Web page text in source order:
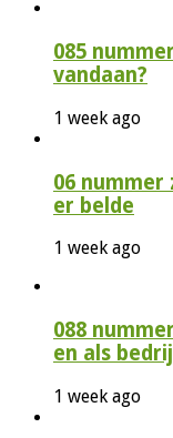
085
vandaan?
1 week ago
06 nummer
er belde
1 week ago
088
en als
1 week ago